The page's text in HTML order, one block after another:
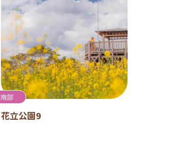
南部
花立公園9